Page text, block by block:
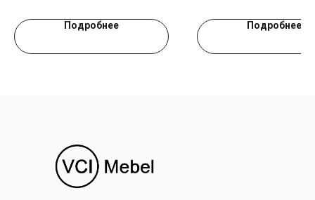
Подробнее Подробнее